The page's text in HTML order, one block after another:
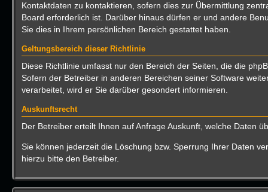
Kontaktdaten zu kontaktieren, sofern dies zur Übermittlung
Board erforderlich ist. Darüber hinaus dürfen er und andere
Sie dies in Ihrem persönlichen Bereich gestattet haben.
Geltungsbereich dieser Richtlinie
Diese Richtlinie umfasst nur den Bereich der Seiten, die die
Sofern der Betreiber in anderen Bereichen seiner Software
verarbeitet, wird er Sie darüber gesondert informieren.
Auskunftsrecht
Der Betreiber erteilt Ihnen auf Anfrage Auskunft, welche Daten
Sie können jederzeit die Löschung bzw. Sperrung Ihrer Daten
hierzu bitte den Betreiber.